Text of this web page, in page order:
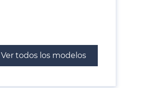
Ver todos los modelos